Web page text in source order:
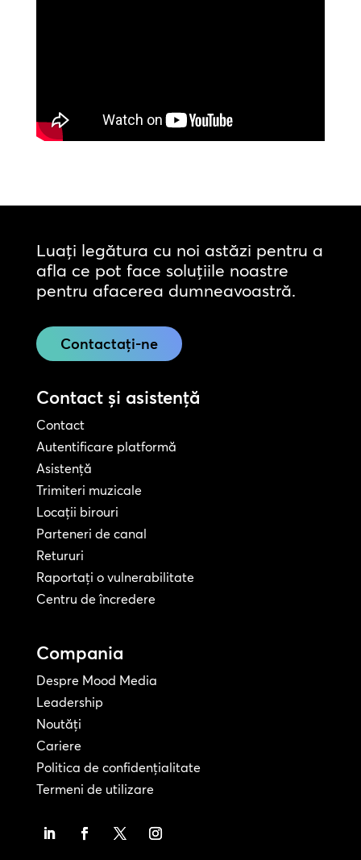
Luați legătura cu noi astăzi pentru a
afla ce pot face soluțiile noastre
pentru afacerea dumneavoastră.
Contactați-ne
Contact și asistență
Contact
Autentificare platformă
Asistență
Trimiteri muzicale
Locații birouri
Parteneri de canal
Retururi
Raportați o vulnerabilitate
Centru de încredere
Compania
Despre Mood Media
Leadership
Noutăți
Cariere
Politica de confidențialitate
Termeni de utilizare